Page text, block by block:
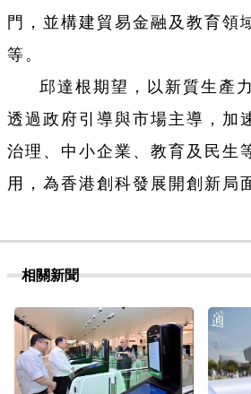
門，並構建貿易金融及教育領
等。
邱達根期望，以新質生產
透過政府引導與市場主導，加
治理、中小企業、教育及民生
用，為香港創科發展開創新局
相關新聞